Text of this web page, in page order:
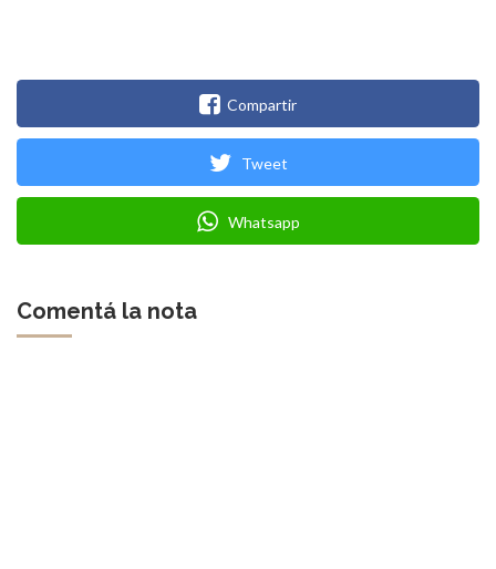
Compartir
Tweet
Whatsapp
Comentá la nota